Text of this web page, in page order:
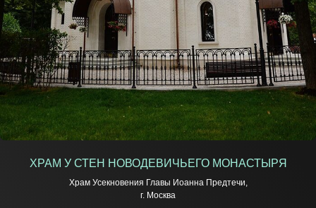
ХРАМ У СТЕН НОВОДЕВИЧЬЕГО МОНАСТЫРЯ
Храм Усекновения Главы Иоанна Предтечи,
г. Москва